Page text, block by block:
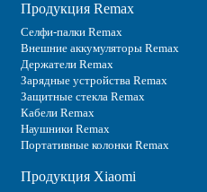
Продукция Remax
Селфи-палки Remax
Внешние аккумуляторы Remax
Держатели Remax
Зарядные устройства Remax
Защитные стекла Remax
Кабели Remax
Наушники Remax
Портативные колонки Remax
Продукция Xiaomi